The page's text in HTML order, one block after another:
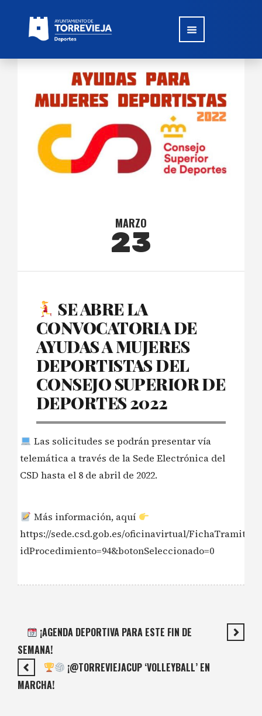
MARZO
23
SE ABRE LA
CONVOCATORIA DE
AYUDAS A MUJERES
DEPORTISTAS DEL
CONSEJO SUPERIOR DE
DEPORTES 2022
Las solicitudes se podrán presentar vía
telemática a través de la Sede Electrónica del
CSD hasta el 8 de abril de 2022.
Más información, aquí
https://sede.csd.gob.es/oficinavirtual/
idProcedimiento=94&botonSeleccionado=0
¡AGENDA DEPORTIVA PARA ESTE FIN DE
SEMANA!
¡@TORREVIEJACUP ‘VOLLEYBALL’ EN
MARCHA!